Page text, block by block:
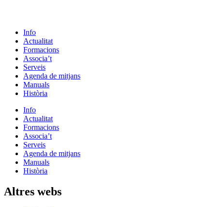
Info
Actualitat
Formacions
Associa’t
Serveis
Agenda de mitjans
Manuals
Història
Info
Actualitat
Formacions
Associa’t
Serveis
Agenda de mitjans
Manuals
Història
Altres webs